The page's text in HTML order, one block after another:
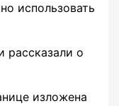
использовать
рассказали о
изложена